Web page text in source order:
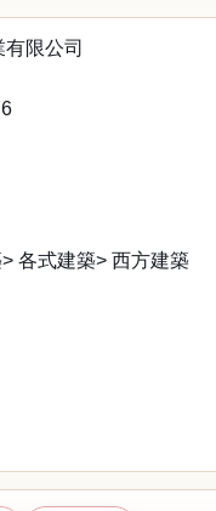
限公司
各式建築> 西方建築